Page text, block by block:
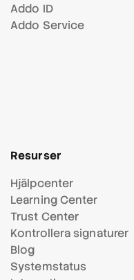
Addo ID
Addo Service
Resurser
Hjälpcenter
Learning Center
Trust Center
Kontrollera signaturer
Blog
Systemstatus